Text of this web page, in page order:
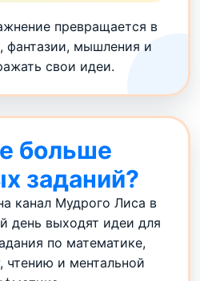
превращается в
фантазии, мышления и
свои идеи.
больше
заданий?
канал Мудрого Лиса в
день выходят идеи для
по математике,
чтению и ментальной